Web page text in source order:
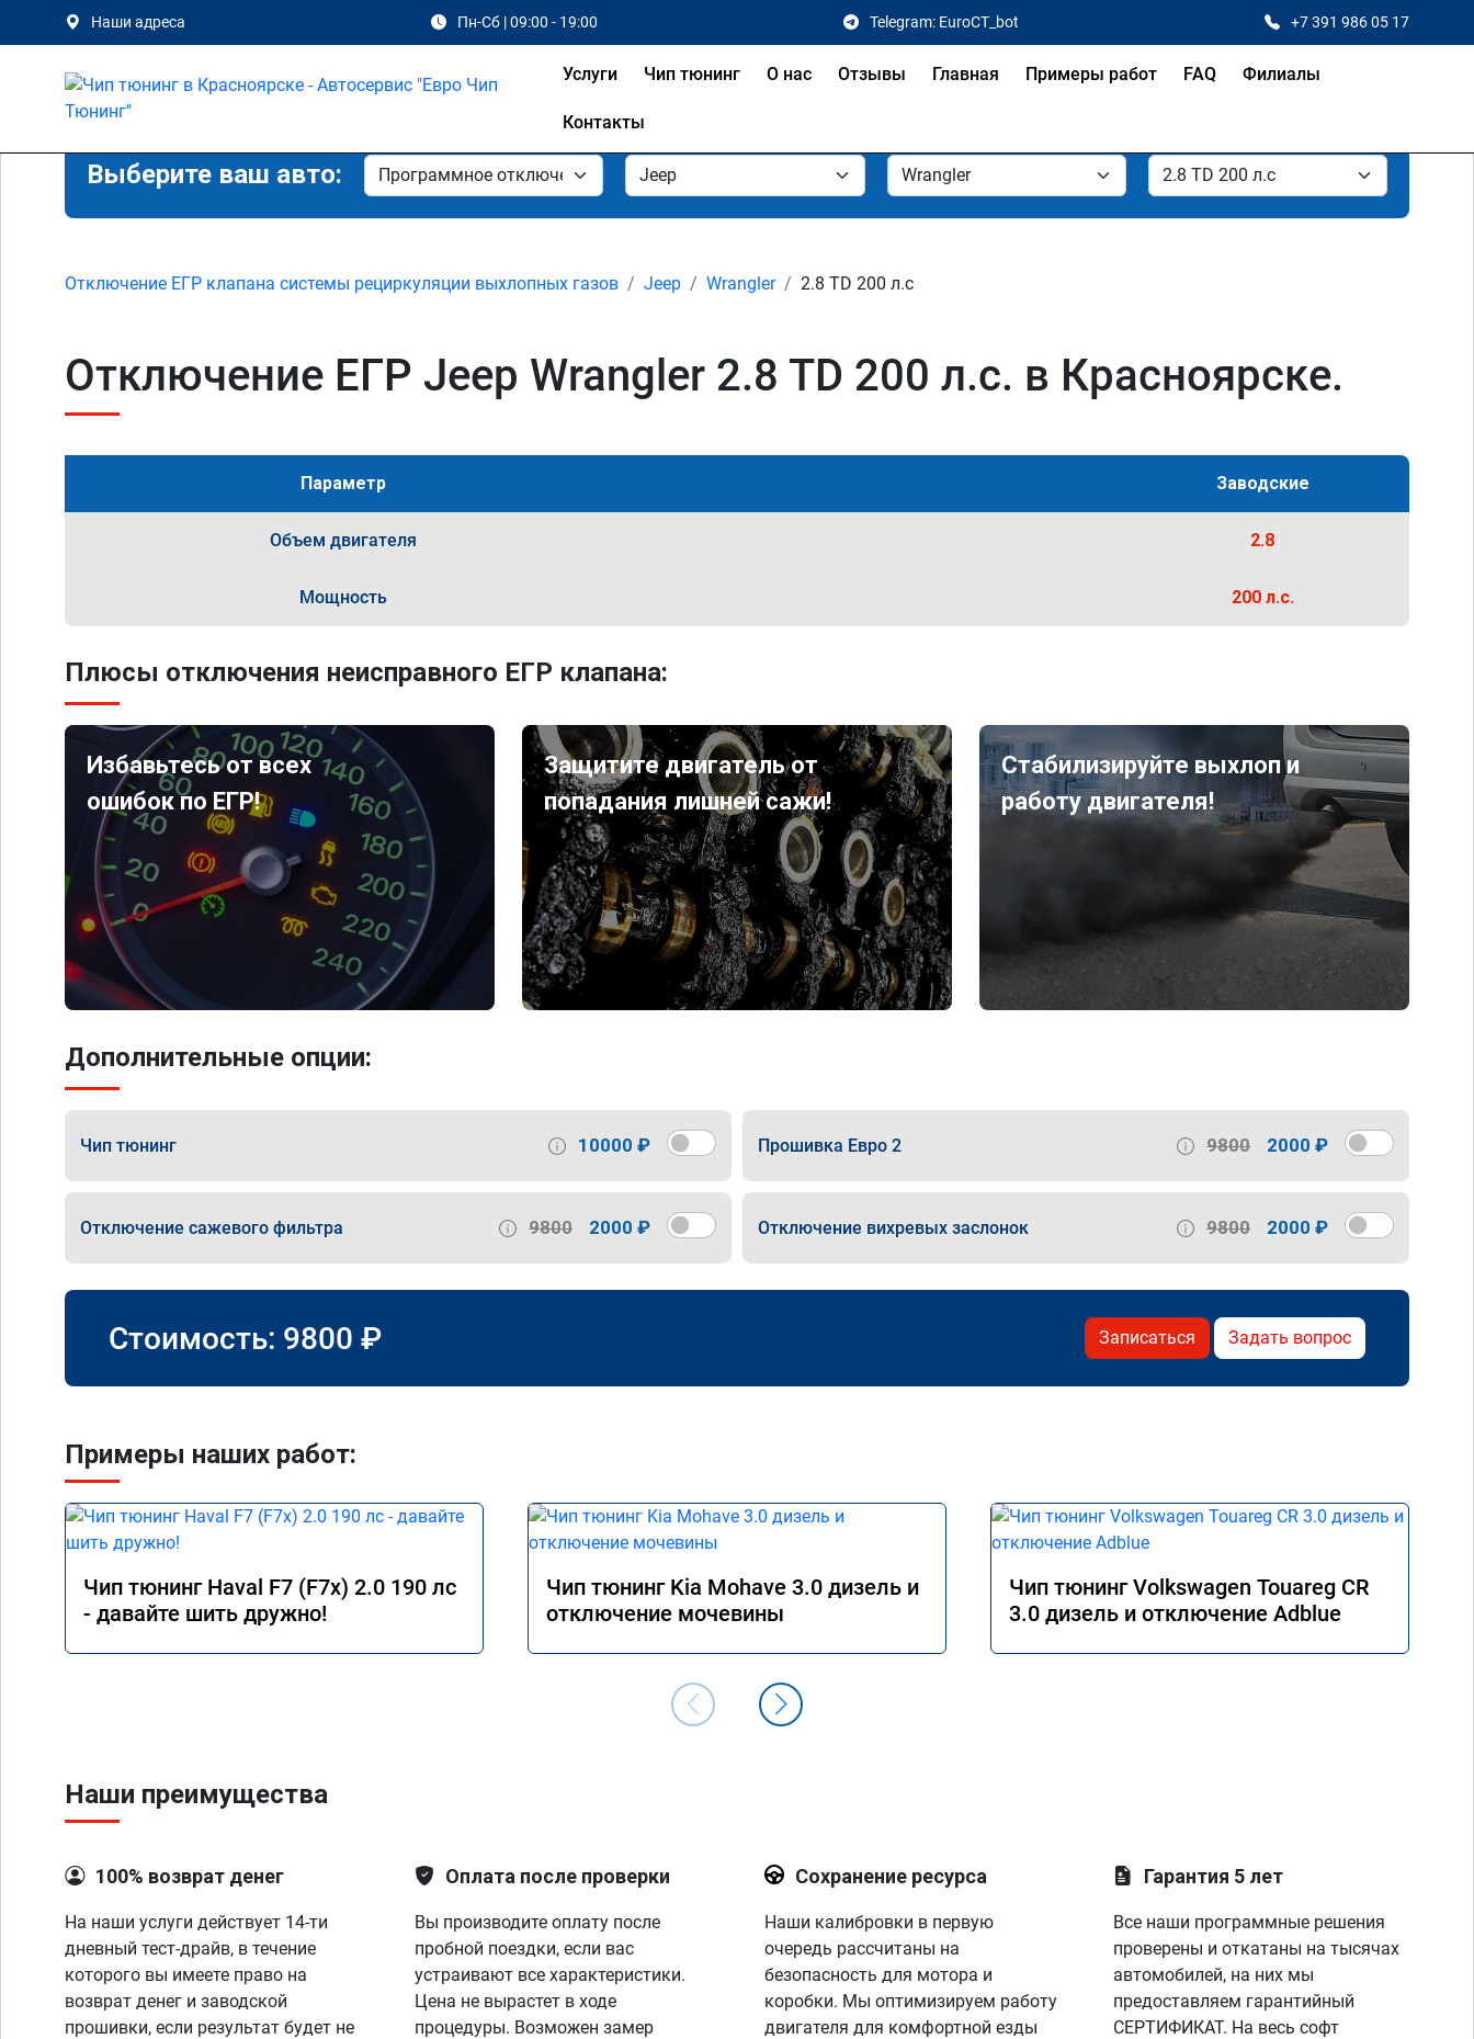
Наши адреса Пн-Сб | 09:00 - 19:00 Telegram: EuroCT_bot +7 391 986 05 17
Услуги Чип тюнинг О нас Отзывы Главная Примеры работ FAQ Филиалы
Контакты
Выберите ваш авто:
Отключение ЕГР клапана системы рециркуляции выхлопных газов Jeep Wrangler 2.8 TD 200 л.с
Отключение ЕГР Jeep Wrangler 2.8 TD 200 л.с. в Красноярске.
Параметр Заводские
Объем двигателя 2.8
Мощность 200 л.с.
Плюсы отключения неисправного ЕГР клапана:
Избавьтесь от всех
ошибок по ЕГР!
Защитите двигатель от
попадания лишней сажи!
Стабилизируйте выхлоп и
работу двигателя!
Дополнительные опции:
Чип тюнинг 10000 ₽ Прошивка Евро 2 9800 2000 ₽
Отключение сажевого фильтра 9800 2000 ₽ Отключение вихревых заслонок 9800 2000 ₽
Стоимость: 9800 ₽ Записаться Задать вопрос
Примеры наших работ:
Чип тюнинг Haval F7 (F7x) 2.0 190 лс
- давайте шить дружно!
Чип тюнинг Kia Mohave 3.0 дизель и
отключение мочевины
Чип тюнинг Volkswagen Touareg CR
3.0 дизель и отключение Adblue
Наши преимущества
100% возврат денег
На наши услуги действует 14-ти
дневный тест-драйв, в течение
которого вы имеете право на
возврат денег и заводской
прошивки, если результат будет не
Оплата после проверки
Вы производите оплату после
пробной поездки, если вас
устраивают все характеристики.
Цена не вырастет в ходе
процедуры. Возможен замер
Сохранение ресурса
Наши калибровки в первую
очередь рассчитаны на
безопасность для мотора и
коробки. Мы оптимизируем работу
двигателя для комфортной езды
Гарантия 5 лет
Все наши программные решения
проверены и откатаны на тысячах
автомобилей, на них мы
предоставляем гарантийный
СЕРТИФИКАТ. На весь софт